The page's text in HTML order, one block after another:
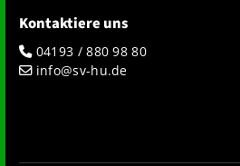
Kontaktiere uns
04193 / 880 98 80
info@sv-hu.de